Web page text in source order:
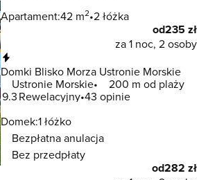
Apartament:42 m2 2 łóżka
od235 zł
za 1 noc, 2 osoby
Domki Blisko Morza Ustronie Morskie
Ustronie Morskie
200 m od plaży
9.3Rewelacyjny 43 opinie
Domek:1 łóżko
Bezpłatna anulacja
Bez przedpłaty
od282 zł